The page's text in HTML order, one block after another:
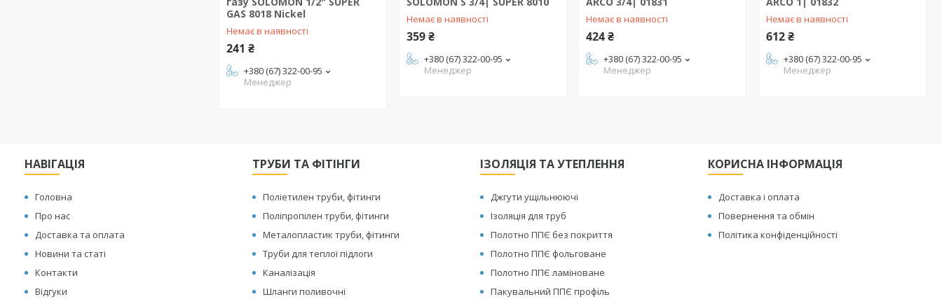
GAS 8018 Nickel
Немає в наявності
241 ₴
+380 (67) 322-00-95
Менеджер
Немає в наявності
359 ₴
+380 (67) 322-00-95
Менеджер
Немає в наявності
424 ₴
+380 (67) 322-00-95
Менеджер
Немає в наявності
612 ₴
+380 (67) 322-00-95
Менеджер
НАВІГАЦІЯ
Головна
Про нас
Доставка та оплата
Новини та статі
Контакти
Відгуки
ТРУБИ ТА ФІТІНГИ
Поліетилен труби, фітинги
Поліпропілен труби, фітинги
Металопластик труби, фітинги
Труби для теплої підлоги
Каналізація
Шланги поливочні
ІЗОЛЯЦІЯ ТА УТЕПЛЕННЯ
Джгути ущільнюючі
Ізоляція для труб
Полотно ППЄ без покриття
Полотно ППЄ фольговане
Полотно ППЄ ламіноване
Пакувальний ППЄ профіль
КОРИСНА ІНФОРМАЦІЯ
Доставка і оплата
Повернення та обмін
Політика конфіденційності